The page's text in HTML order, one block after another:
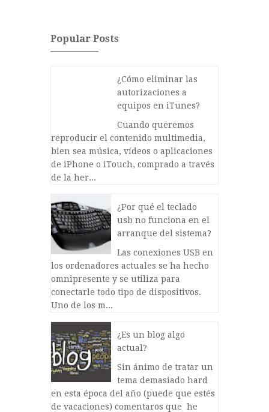
Popular Posts
¿Cómo eliminar las
autorizaciones a
equipos en iTunes?
Cuando queremos
reproducir el contenido multimedia,
bien sea música, vídeos o aplicaciones
de iPhone o iTouch, comprado a través
de la her...
¿Por qué el teclado
usb no funciona en el
arranque del sistema?
Las conexiones USB en
los ordenadores actuales se ha hecho
omnipresente y se utiliza para
conectarle todo tipo de dispositivos.
Uno de los m...
¿Es un blog algo
actual?
Sin ánimo de tratar un
tema demasiado hard
en esta época del año (puede que estés
de vacaciones) comentaros que he